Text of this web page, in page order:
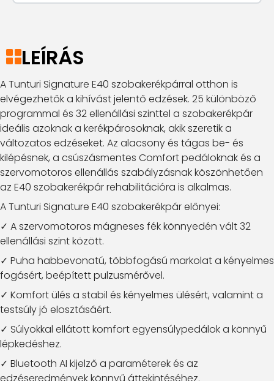
LEÍRÁS
A Tunturi Signature E40 szobakerékpárral otthon is
elvégezhetők a kihívást jelentő edzések. 25 különböző
programmal és 32 ellenállási szinttel a szobakerékpár
ideális azoknak a kerékpárosoknak, akik szeretik a
változatos edzéseket. Az alacsony és tágas be- és
kilépésnek, a csúszásmentes Comfort pedáloknak és a
szervomotoros ellenállás szabályzásnak köszönhetően
az E40 szobakerékpár rehabilitációra is alkalmas.
A Tunturi Signature E40 szobakerékpár előnyei:
✓ A szervomotoros mágneses fék könnyedén vált 32
ellenállási szint között.
✓ Puha habbevonatú, többfogású markolat a kényelmes
fogásért, beépített pulzusmérővel.
✓ Komfort ülés a stabil és kényelmes ülésért, valamint a
testsúly jó elosztásáért.
✓ Súlyokkal ellátott komfort egyensúlypedálok a könnyű
lépkedéshez.
✓ Bluetooth AI kijelző a paraméterek és az